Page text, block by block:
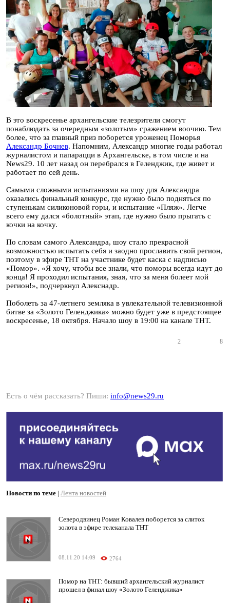
В это воскресенье архангельские телезрители смогут
понаблюдать за очередным «золотым» сражением воочию. Тем
более, что за главный приз поборется уроженец Поморья
Александр Бочнев. Напомним, Александр многие годы работал
журналистом и папарацци в Архангельске, в том числе и на
News29. 10 лет назад он перебрался в Геленджик, где живет и
работает по сей день.
Самыми сложными испытаниями на шоу для Александра
оказались финальный конкурс, где нужно было подняться по
ступенькам силиконовой горы, и испытание «Пляж». Легче
всего ему дался «болотный» этап, где нужно было прыгать с
кочки на кочку.
По словам самого Александра, шоу стало прекрасной
возможностью испытать себя и заодно прославить свой регион,
поэтому в эфире ТНТ на участнике будет каска с надписью
«Помор». «Я хочу, чтобы все знали, что поморы всегда идут до
конца! Я проходил испытания, зная, что за меня болеет мой
регион!», подчеркнул Алекснадр.
Поболеть за 47-летнего земляка в увлекательной телевизионной
битве за «Золото Геленджика» можно будет уже в предстоящее
воскресенье, 18 октября. Начало шоу в 19:00 на канале ТНТ.
2 8
Есть о чём рассказать? Пиши: info@news29.ru
Новости по теме | Лента новостей
Северодвинец Роман Ковалев поборется за слиток
золота в эфире телеканала ТНТ
08.11.20 14:09 2764
Помор на ТНТ: бывший архангельский журналист
прошел в финал шоу «Золото Геленджика»